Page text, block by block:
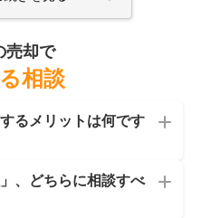
売却で
相談
るメリットは何です
、どちらに相談すべ